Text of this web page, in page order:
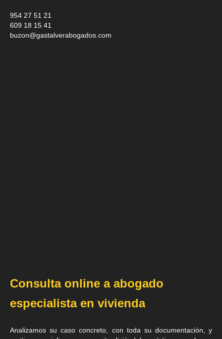
954 27 51 21
609 18 15 41
buzon@gastalverabogados.com
Consulta online a abogado
especialista en vivienda
Analizamos su caso concreto, con toda su documentación, y